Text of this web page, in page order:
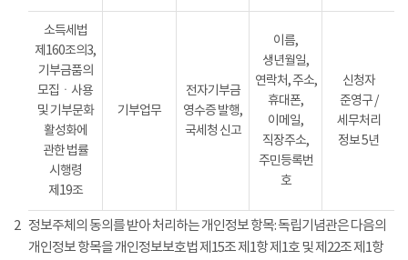
소득세법
제160조의3,
기부금품의
모집ㆍ사용
및 기부문화
활성화에
관한 법률
시행령
제19조
기부업무
전자기부금
영수증 발행,
국세청 신고
이름,
생년월일,
연락처, 주소,
휴대폰,
이메일,
직장주소,
주민등록번
호
신청자
준영구 /
세무처리
정보 5년
2 정보주체의 동의를 받아 처리하는 개인정보 항목: 독립기념관은 다음의
개인정보 항목을 개인정보보호법 제15조 제1항 제1호 및 제22조 제1항